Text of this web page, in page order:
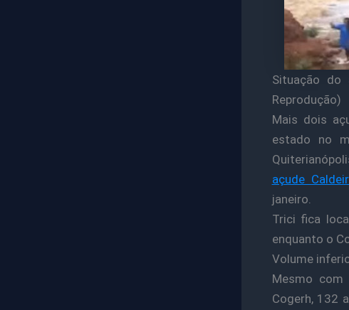
Situação do
Reprodução)
Mais dois
estado no
açude
janeiro.
Trici fica
enquanto o
Volume
Mesmo
Cogerh, 132